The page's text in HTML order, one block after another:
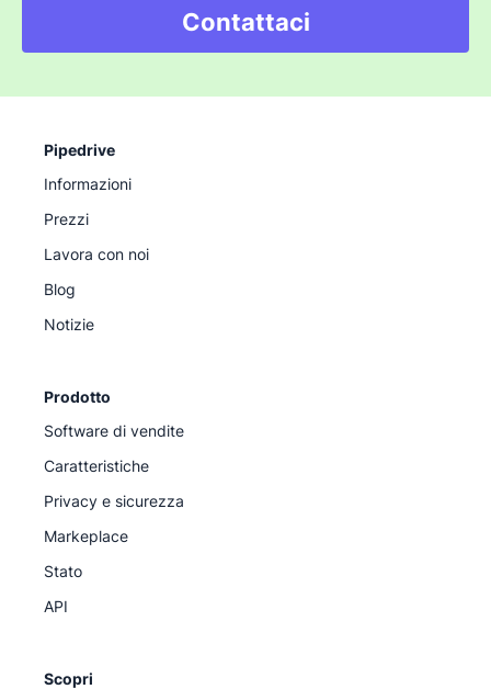
Contattaci
Pipedrive
Informazioni
Prezzi
Lavora con noi
Blog
Notizie
Prodotto
Software di vendite
Caratteristiche
Privacy e sicurezza
Markeplace
Stato
API
Scopri